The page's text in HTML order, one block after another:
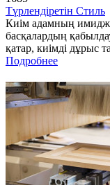
Түрлендіретін Стиль
Киім адамның
басқалардың
қатар, киімді дұрыс
Подробнее